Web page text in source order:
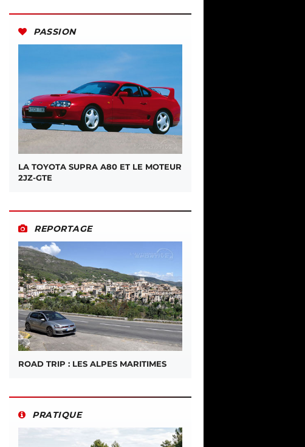
PASSION
LA TOYOTA SUPRA A80 ET LE MOTEUR
2JZ-GTE
REPORTAGE
ROAD TRIP : LES ALPES MARITIMES
PRATIQUE